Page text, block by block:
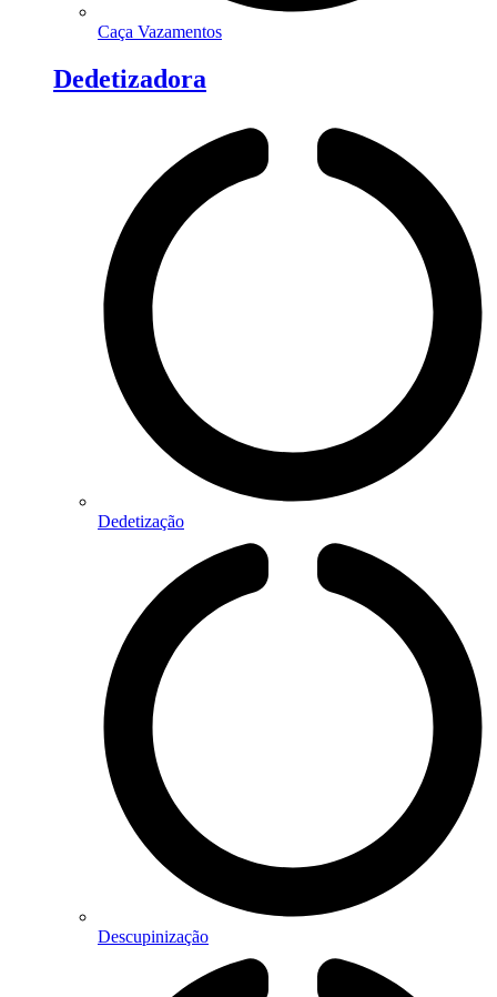
Caça Vazamentos
Dedetizadora
Dedetização
Descupinização